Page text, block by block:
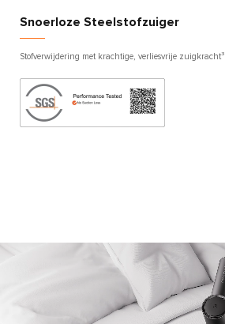
Snoerloze Steelstofzuiger
Stofverwijdering met krachtige, verliesvrije zuigkracht³